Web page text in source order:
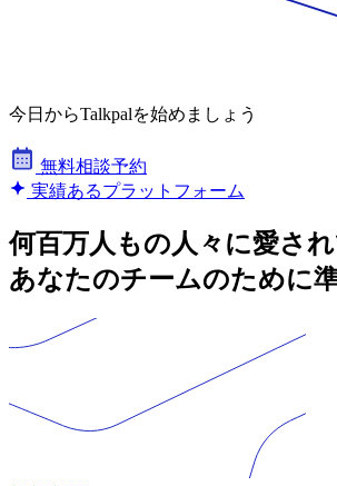
今日からTalkpalを始めましょう
無料相談予約
実績あるプラットフォーム
何百万人もの人々に愛さ
あなたのチームのために